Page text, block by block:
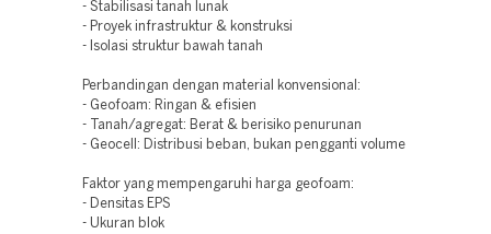
- Stabilisasi tanah lunak
- Proyek infrastruktur & konstruksi
- Isolasi struktur bawah tanah
Perbandingan dengan material konvensional:
- Geofoam: Ringan & efisien
- Tanah/agregat: Berat & berisiko penurunan
- Geocell: Distribusi beban, bukan pengganti volume
Faktor yang mempengaruhi harga geofoam:
- Densitas EPS
- Ukuran blok